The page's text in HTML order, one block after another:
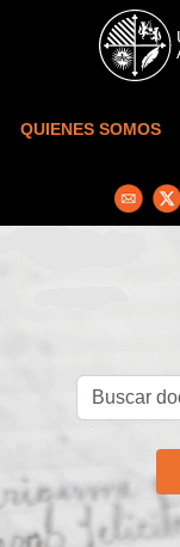
Skip to main content
QUIENES SOMOS